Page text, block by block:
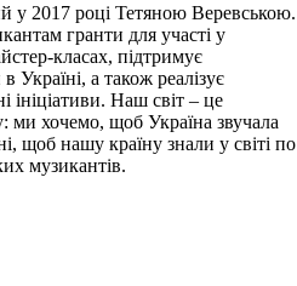
у 2017 році Тетяною Веревською.
гранти для участі у
класах, підтримує
Україні, а також реалізує
ініціативи. Наш світ – це
ми хочемо, щоб Україна звучала
щоб нашу країну знали у світі по
музикантів.